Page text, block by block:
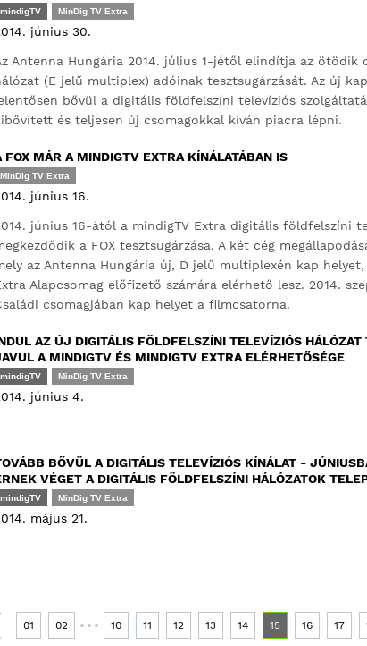
mindigTV MinDig TV Extra
június 30.
Antenna Hungária 2014. július 1-jétől elindítja az
(E jelű multiplex) adóinak tesztsugárzását. Az új
bővül a digitális földfelszíni televíziós
és teljesen új csomagokkal kíván piacra lépni.
FOX MÁR A MINDIGTV EXTRA KÍNÁLATÁBAN IS
MinDig TV Extra
június 16.
június 16-ától a mindigTV Extra digitális földfelszíni
a FOX tesztsugárzása. A két cég
az Antenna Hungária új, D jelű multiplexén kap
Alapcsomag előfizető számára elérhető lesz. 2014.
csomagjában kap helyet a filmcsatorna.
AZ ÚJ DIGITÁLIS FÖLDFELSZÍNI TELEVÍZIÓS
A MINDIGTV ÉS MINDIGTV EXTRA ELÉRHETŐSÉGE
mindigTV MinDig TV Extra
június 4.
BŐVÜL A DIGITÁLIS TELEVÍZIÓS KÍNÁLAT -
VÉGET A DIGITÁLIS FÖLDFELSZÍNI HÁLÓZATOK
mindigTV MinDig TV Extra
május 21.
01 02 10 11 12 13 14 15 16 17